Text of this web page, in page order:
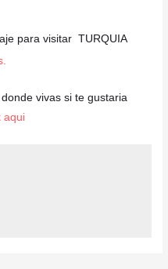
para visitar TURQUIA
vivas si te gustaria
aqui